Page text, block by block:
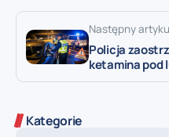
Następny
Policja
ketamina pod
Kategorie